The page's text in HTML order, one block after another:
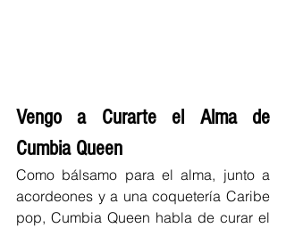
Vengo a Curarte el Alma de
Cumbia Queen
Como bálsamo para el alma, junto a
acordeones y a una coquetería Caribe
pop, Cumbia Queen habla de curar el